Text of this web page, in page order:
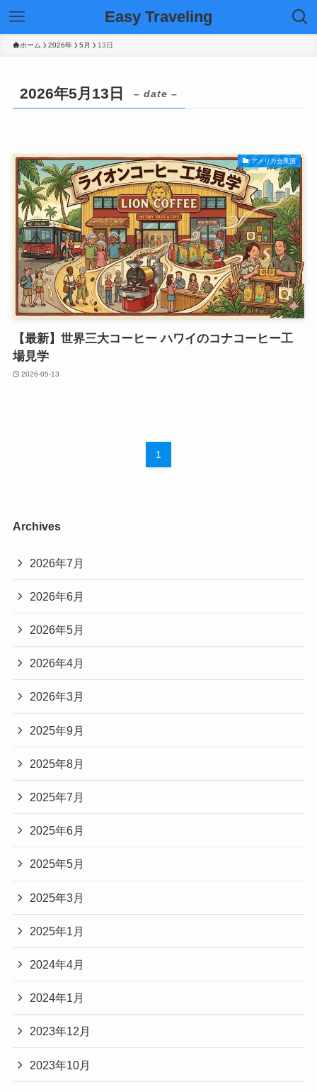
Easy Traveling
ホーム 2026年 5月 13日
2026年5月13日 – date –
アメリカ合衆国
【最新】世界三大コーヒー ハワイのコナコーヒー工
場見学
2026-05-13
1
Archives
2026年7月
2026年6月
2026年5月
2026年4月
2026年3月
2025年9月
2025年8月
2025年7月
2025年6月
2025年5月
2025年3月
2025年1月
2024年4月
2024年1月
2023年12月
2023年10月